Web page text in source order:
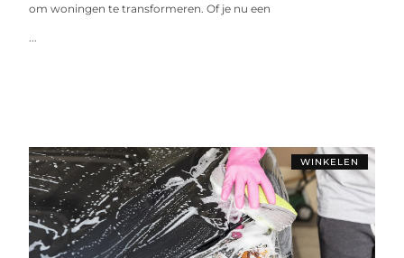
om woningen te transformeren. Of je nu een
...
WINKELEN